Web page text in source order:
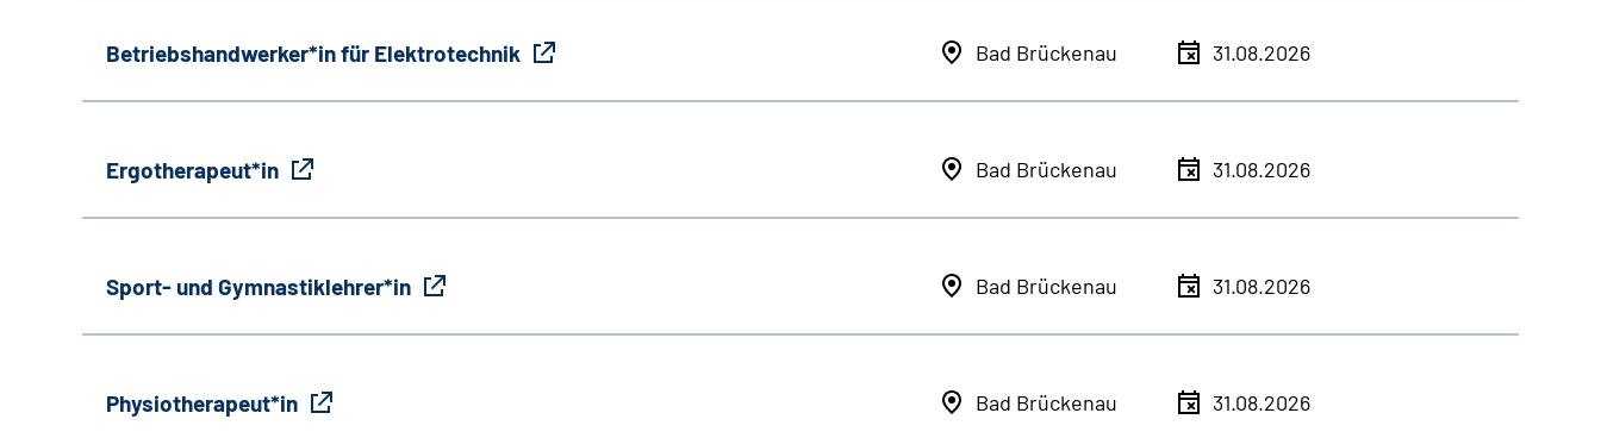
Betriebshandwerker*in für Elektrotechnik Bad Brückenau 31.08.2026
Ergotherapeut*in Bad Brückenau 31.08.2026
Sport- und Gymnastiklehrer*in Bad Brückenau 31.08.2026
Physiotherapeut*in Bad Brückenau 31.08.2026